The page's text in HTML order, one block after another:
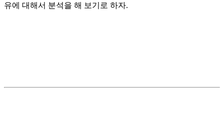
유에 대해서 분석을 해 보기로 하자.